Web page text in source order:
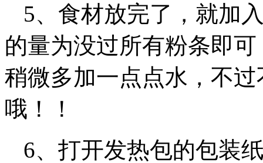
5、食材放完了，就加
的量为没过所有粉条即
稍微多加一点点水，不
哦！！
6、打开发热包的包装